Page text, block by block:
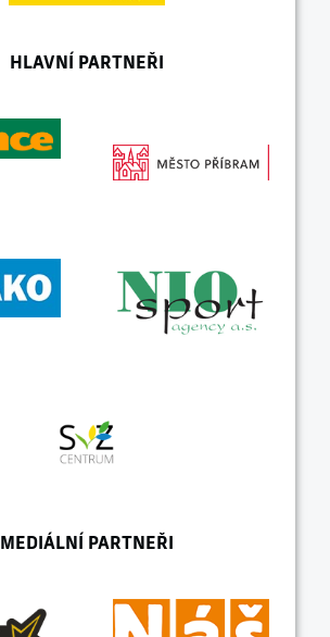
HLAVNÍ PARTNEŘI
MEDIÁLNÍ PARTNEŘI